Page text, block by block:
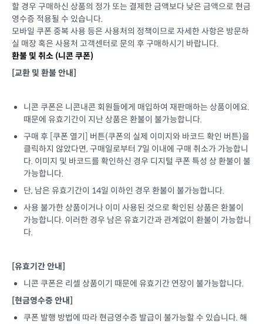
할 경우 구매하신 상품의 정가 또는 결제한 금액보다 낮은 금액으로 현금
영수증 적용될 수 있습니다.
모바일 쿠폰 중복 사용 등은 사용처의 정책이므로 자세한 사항은 방문하
실 매장 혹은 사용처 고객센터로 문의 후 구매하시기 바랍니다.
환불 및 취소 (니콘 쿠폰)
[교환 및 환불 안내]
니콘 쿠폰은 니콘내콘 회원들에게 매입하여 재판매하는 상품이에요.
때문에 유효기간이 지난 상품은 환불이 불가능합니다.
구매 후 [쿠폰 열기] 버튼(쿠폰의 실제 이미지와 바코드 확인 버튼)을
클릭하지 않았다면, 구매일로부터 7일 이내에 구매 취소가 가능합니
다. 이미지 및 바코드를 확인하신 경우 디지털 쿠폰 특성 상 환불이 불
가능합니다.
단, 남은 유효기간이 14일 이하인 경우 환불이 불가능합니다.
사용 불가한 상품이거나 이미 사용된 것으로 확인된 상품은 환불이
가능합니다. 이러한 경우 남은 유효기간과 관계없이 환불이 가능합니
다.
[유효기간 안내]
니콘 쿠폰은 리셀 상품이기 때문에 유효기간 연장이 불가능합니다.
[현금영수증 안내]
쿠폰 발행 방법에 따라 현금영수증 발급이 불가능할 수 있습니다. 해